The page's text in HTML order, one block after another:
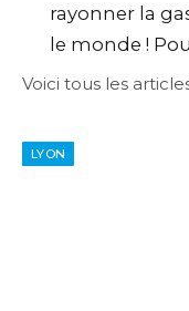
rayonner la
le monde !
Voici tous les
LYON